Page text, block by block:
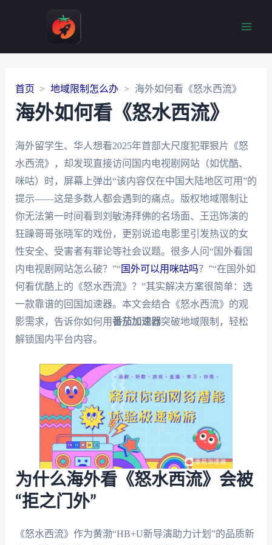
首页 地域限制怎么办 海外如何看《怒水西流》
海外如何看《怒水西流》
海外留学生、华人想看2025年首部大尺度犯罪狠片《怒
水西流》，却发现直接访问国内电视剧网站（如优酷、
咪咕）时，屏幕上弹出“该内容仅在中国大陆地区可用”的
提示——这是多数人都会遇到的痛点。版权地域限制让
你无法第一时间看到刘敏涛拜佛的名场面、王迅饰演的
狂躁哥哥张晓军的戏份，更别说追电影里引发热议的女
性安全、受害者有罪论等社会议题。很多人问“国外看国
内电视剧网站怎么破？”“国外可以用咪咕吗？”“在国外如
何看优酷上的《怒水西流》？”其实解决方案很简单：选
一款靠谱的回国加速器。本文会结合《怒水西流》的观
影需求，告诉你如何用番茄加速器突破地域限制，轻松
解锁国内平台内容。
为什么海外看《怒水西流》会被
“拒之门外”
《怒水西流》作为黄渤“HB+U新导演助力计划”的品质新